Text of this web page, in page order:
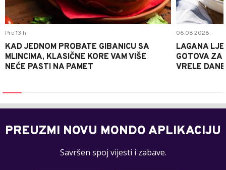
Pre 13 h
KAD JEDNOM PROBATE GIBANICU SA
MLINCIMA, KLASIČNE KORE VAM VIŠE
NEĆE PASTI NA PAMET
06.08.2026.
LAGANA
GOTOVA ZA
VRELE DANE
PREUZMI NOVU MONDO APLIKACIJU
Savršen spoj vijesti i zabave.